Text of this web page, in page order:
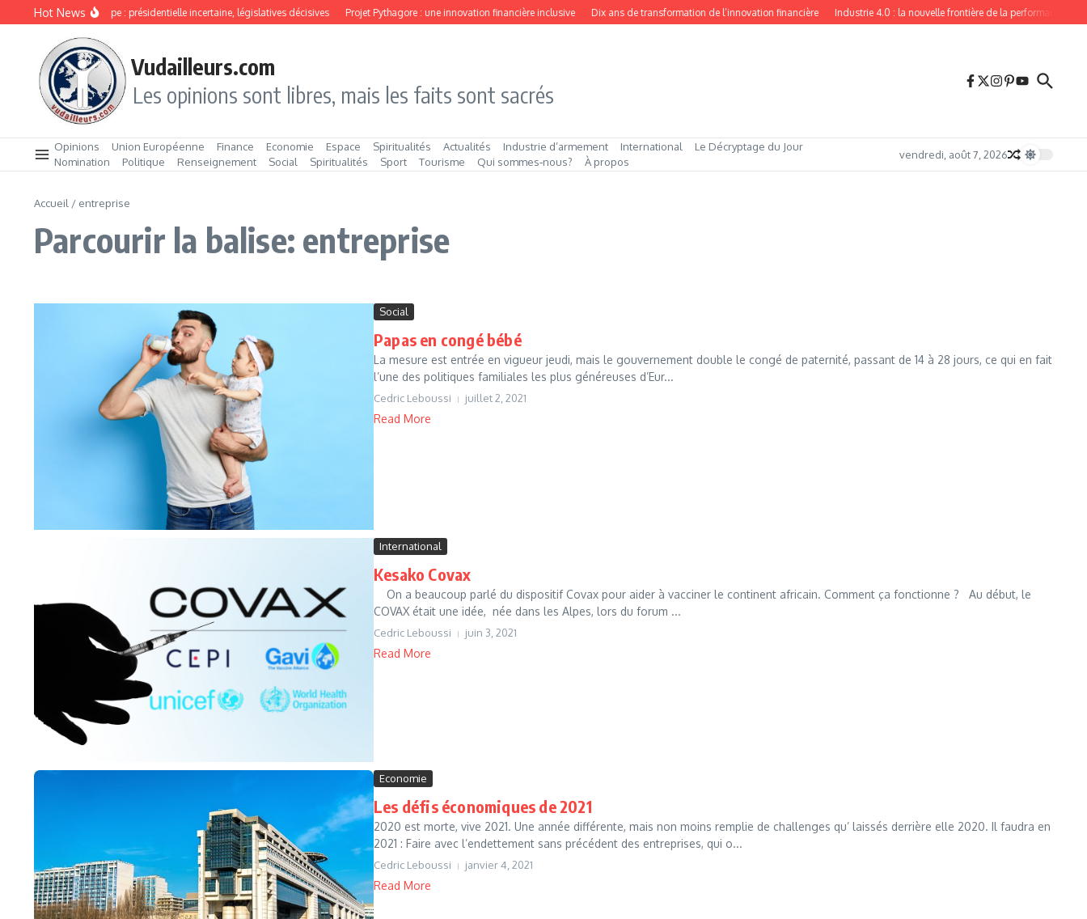
Aller au contenu
Hot News
São Tomé‑et‑Principe : présidentielle incertaine, législatives décisives Projet Pythagore : une innovation financière inclusive Dix ans de transformation de l’innovation financière Industrie 4.0 : la nouvelle frontière de la performance
Vudailleurs.com
Les opinions sont libres, mais les faits sont sacrés
Opinions Union Européenne Finance Economie Espace Spiritualités Actualités Industrie d’armement International
Le Décryptage du Jour
Nomination
Politique Renseignement Social Spiritualités Sport Tourisme Qui sommes‑nous? À propos
vendredi, août 7, 2026
Accueil / entreprise
Parcourir la balise: entreprise
Social
Papas en congé bébé
La mesure est entrée en vigueur jeudi, mais le gouvernement double le congé de paternité, passant de 14 à 28 jours, ce qui en fait
l’une des politiques familiales les plus généreuses d’Eur...
Cedric Leboussi juillet 2, 2021
Read More
International
Kesako Covax
On a beaucoup parlé du dispositif Covax pour aider à vacciner le continent africain. Comment ça fonctionne ? Au début, le
COVAX était une idée, née dans les Alpes, lors du forum ...
Cedric Leboussi juin 3, 2021
Read More
Economie
Les défis économiques de 2021
2020 est morte, vive 2021. Une année différente, mais non moins remplie de challenges qu’ laissés derrière elle 2020. Il faudra en
2021 : Faire avec l’endettement sans précédent des entreprises, qui o...
Cedric Leboussi janvier 4, 2021
Read More